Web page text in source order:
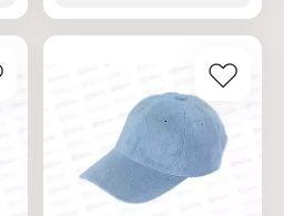
Размер: 54
Цвет: розовый
Материал: хлопок
Состав: 100% хлопок
Застежка: регулируемая,
с пряжкой